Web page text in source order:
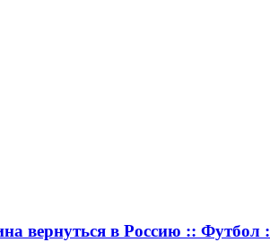
вернуться в Россию ::